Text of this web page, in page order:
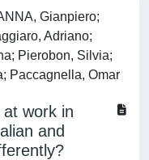
Gianpiero;
Adriano;
Pierobon, Silvia;
Paccagnella, Omar
work in
and